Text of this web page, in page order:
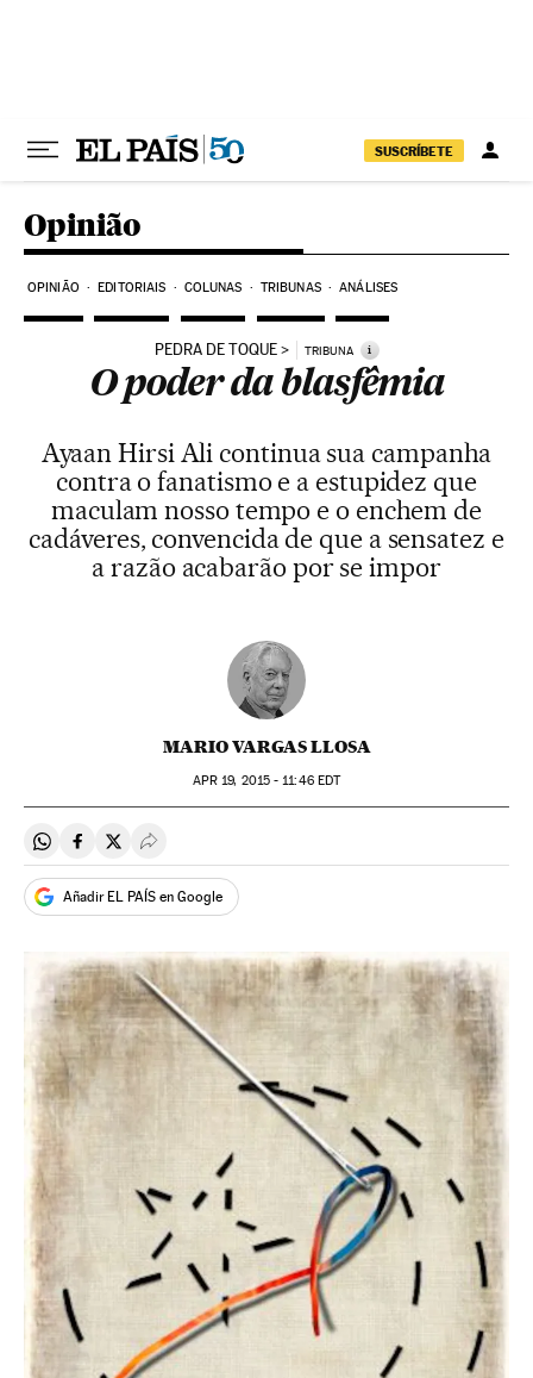
SUSCRÍBETE
Opinião
OPINIÃO EDITORIAIS COLUNAS TRIBUNAS ANÁLISES
PEDRA DE TOQUE TRIBUNA i
O poder da blasfêmia
Ayaan Hirsi Ali continua sua campanha
contra o fanatismo e a estupidez que
maculam nosso tempo e o enchem de
cadáveres, convencida de que a sensatez e
a razão acabarão por se impor
MARIO VARGAS LLOSA
APR 19, 2015 - 11:46EDT
Compartir en Whatsapp
Compartir en Facebook
Compartir en Twitter
Desplegar Redes Sociales
Añadir EL PAÍS en Google